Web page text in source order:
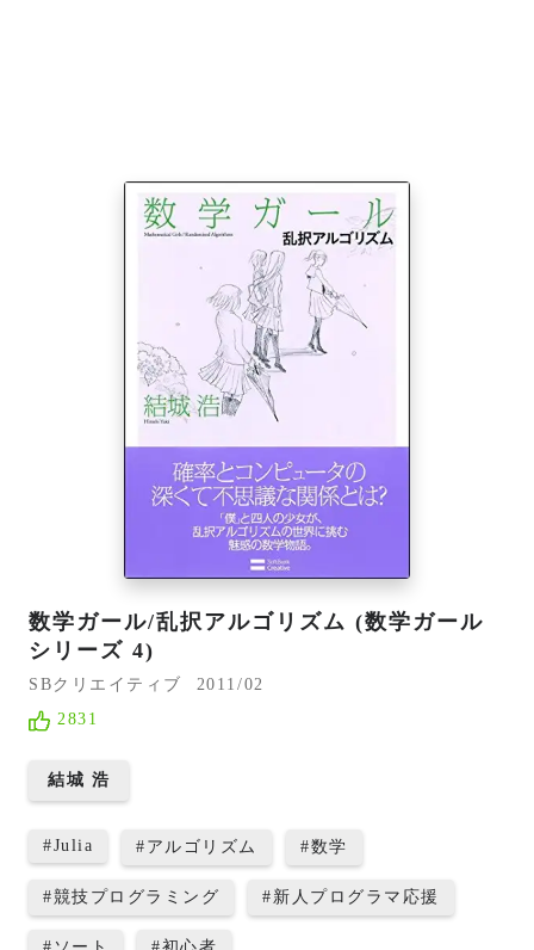
数学ガール/乱択アルゴリズム (数学ガール
シリーズ 4)
SBクリエイティブ
2011/02
2831
結城 浩
#Julia # アルゴリズム #数学
#競技プログラミング # 新人プログラマ応援